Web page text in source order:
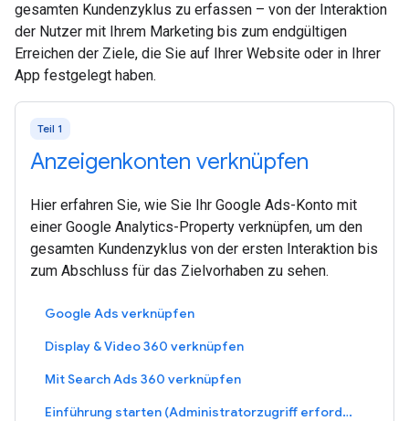
gesamten Kundenzyklus zu erfassen – von der Interaktion
der Nutzer mit Ihrem Marketing bis zum endgültigen
Erreichen der Ziele, die Sie auf Ihrer Website oder in Ihrer
App festgelegt haben.
Teil 1
Anzeigenkonten verknüpfen
Hier erfahren Sie, wie Sie Ihr Google Ads-Konto mit
einer Google Analytics-Property verknüpfen, um den
gesamten Kundenzyklus von der ersten Interaktion bis
zum Abschluss für das Zielvorhaben zu sehen.
Google Ads verknüpfen
Display & Video 360 verknüpfen
Mit Search Ads 360 verknüpfen
Einführung starten (Administratorzugriff erforderlich)